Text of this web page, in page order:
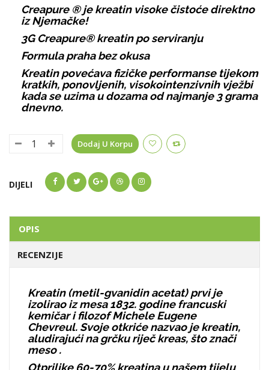
Creapure ®je kreatin visoke čistoće direktno
iz Njemačke!
3G Creapure®kreatinpo serviranju
Formula praha bez okusa
Kreatin povećava fizičke performanse tijekom
kratkih, ponovljenih, visokointenzivnih vježbi
kada se uzima u dozama od najmanje 3 grama
dnevno.
Dodaj U Korpu
DIJELI
OPIS
RECENZIJE
Kreatin (metil-gvanidin acetat) prvi je
izolirao iz mesa 1832. godine francuski
kemičar i filozof Michele Eugene
Chevreul. Svoje otkriće nazvao je kreatin,
aludirajući na grčku riječ kreas, što znači
meso.
Otprilike 60-70% kreatina u našem tijelu